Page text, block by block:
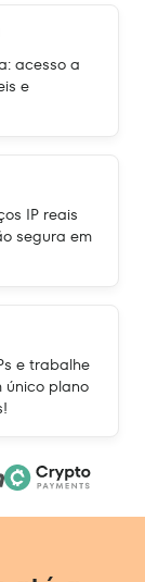
acesso a
e
IP reais
segura em
e trabalhe
único plano